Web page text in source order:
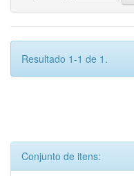
Resultado 1-1 de 1.
Conjunto de itens: